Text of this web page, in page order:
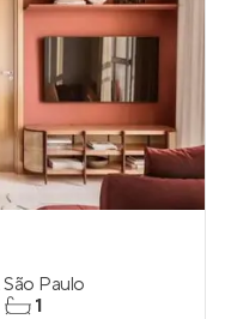
São Paulo
1